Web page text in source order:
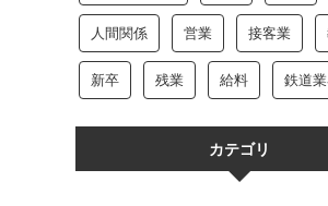
人間関係 営業 接客業
新卒 残業 給料 鉄道
カテゴリ